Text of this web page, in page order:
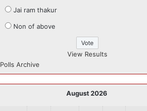
Jai ram thakur
Non of above
View Results
Polls Archive
August 2026